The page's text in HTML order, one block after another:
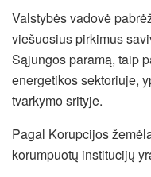
Valstybės vadovė
viešuosius pirkimus
Sąjungos paramą, taip
energetikos sektoriuje,
tvarkymo srityje.
Pagal Korupcijos
korumpuotų institucijų